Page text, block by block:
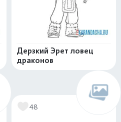
Дерзкий Эрет ловец
драконов
48